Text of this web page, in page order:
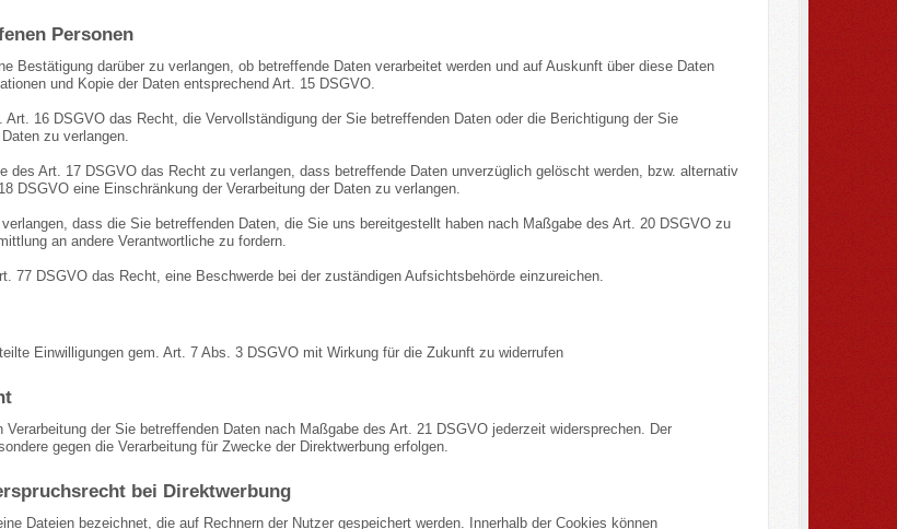
Personen
Bestätigung darüber zu verlangen, ob betreffende Daten verarbeitet werden und auf Auskunft über diese Daten
und Kopie der Daten entsprechend Art. 15 DSGVO.
Art. 16 DSGVO das Recht, die Vervollständigung der Sie betreffenden Daten oder die Berichtigung der Sie
zu verlangen.
des Art. 17 DSGVO das Recht zu verlangen, dass betreffende Daten unverzüglich gelöscht werden, bzw. alternativ
DSGVO eine Einschränkung der Verarbeitung der Daten zu verlangen.
dass die Sie betreffenden Daten, die Sie uns bereitgestellt haben nach Maßgabe des Art. 20 DSGVO zu
an andere Verantwortliche zu fordern.
77 DSGVO das Recht, eine Beschwerde bei der zuständigen Aufsichtsbehörde einzureichen.
Einwilligungen gem. Art. 7 Abs. 3 DSGVO mit Wirkung für die Zukunft zu widerrufen
Verarbeitung der Sie betreffenden Daten nach Maßgabe des Art. 21 DSGVO jederzeit widersprechen. Der
gegen die Verarbeitung für Zwecke der Direktwerbung erfolgen.
bei Direktwerbung
Dateien bezeichnet, die auf Rechnern der Nutzer gespeichert werden. Innerhalb der Cookies können